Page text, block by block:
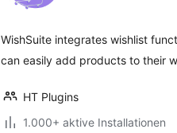
WishSuite integrates wishlist
can easily add products to their
HT Plugins
1.000+ aktive Installationen